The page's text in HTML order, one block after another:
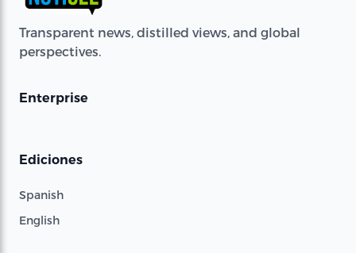
Transparent news, distilled views, and global
perspectives.
Enterprise
Ediciones
Spanish
English